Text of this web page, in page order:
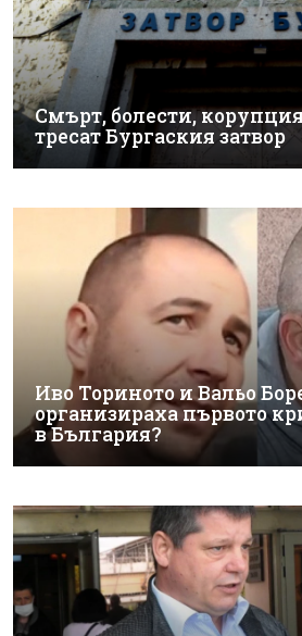
Смърт, болести,
тресат Бургаския затвор
Иво Ториното и Вальо
организираха първото
в България?